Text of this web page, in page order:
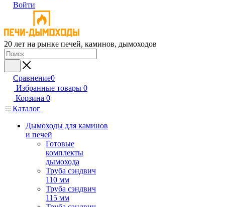
Войти
20 лет на рынке печей, каминов, дымоходов
Сравнение0
Избранные товары 0
Корзина 0
Каталог
Дымоходы для каминов
и печей
Готовые
комплекты
дымохода
Труба сэндвич
110 мм
Труба сэндвич
115 мм